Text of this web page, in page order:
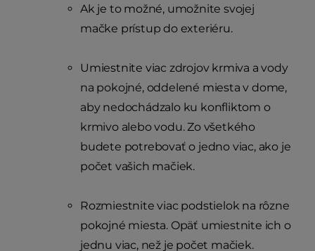
Ak je to možné, umožnite svojej
mačke prístup do exteriéru.
Umiestnite viac zdrojov krmiva a vody
na pokojné, oddelené miesta v dome,
aby nedochádzalo ku konfliktom o
krmivo alebo vodu. Zo všetkého
budete potrebovať o jedno viac, ako je
počet vašich mačiek.
Rozmiestnite viac podstielok na rôzne
pokojné miesta. Opäť umiestnite ich o
jednu viac, než je počet mačiek.